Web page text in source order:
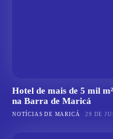
Hotel de mais de 5 mil
na Barra de Maricá
NOTÍCIAS DE MARICÁ 29 DE